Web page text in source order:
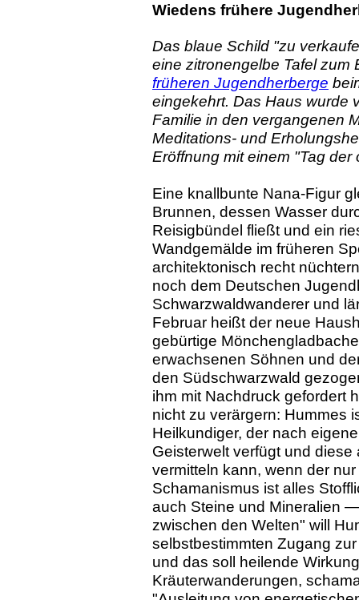
Wiedens frühere
Das blaue Schild "zu
eine zitronengelbe Tafel
früheren Jugendherberge
eingekehrt. Das Haus wurde
Familie in den vergangenen
Meditations- und
Eröffnung mit einem "Tag
Eine knallbunte Nana-Figur
Brunnen, dessen Wasser
Reisigbündel fließt und ein
Wandgemälde im früheren
architektonisch recht
noch dem Deutschen
Schwarzwaldwanderer und
Februar heißt der neue
gebürtige
erwachsenen Söhnen und
den Südschwarzwald
ihm mit Nachdruck gefordert
nicht zu verärgern: Hummes
Heilkundiger, der nach
Geisterwelt verfügt und
vermitteln kann, wenn der
Schamanismus ist alles
auch Steine und Mineralien
zwischen den Welten" will
selbstbestimmten Zugang
und das soll heilende
Kräuterwanderungen,